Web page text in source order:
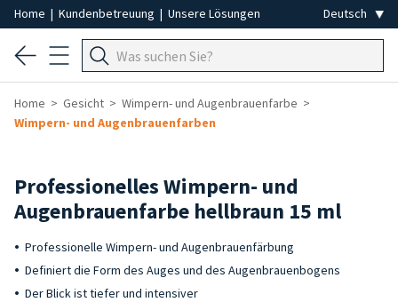
Home | Kundenbetreuung | Unsere Lösungen
Home Gesicht
Wimpern- und Augenbrauenfarbe
Wimpern- und Augenbrauenfarben
Professionelles Wimpern- und
Augenbrauenfarbe hellbraun 15 ml
Professionelle Wimpern- und Augenbrauenfärbung
Definiert die Form des Auges und des Augenbrauenbogens
Der Blick ist tiefer und intensiver